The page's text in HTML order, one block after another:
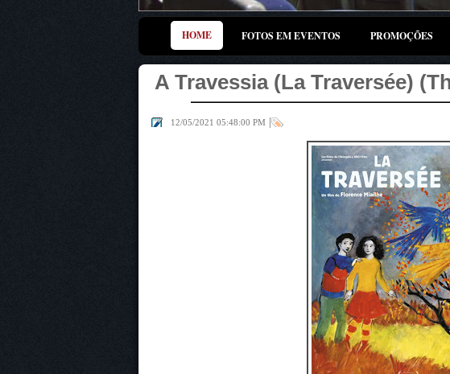
HOME FOTOS EM EVENTOS PROMOÇÕES
A Travessia (La Traversée)
12/05/2021 05:48:00 PM |